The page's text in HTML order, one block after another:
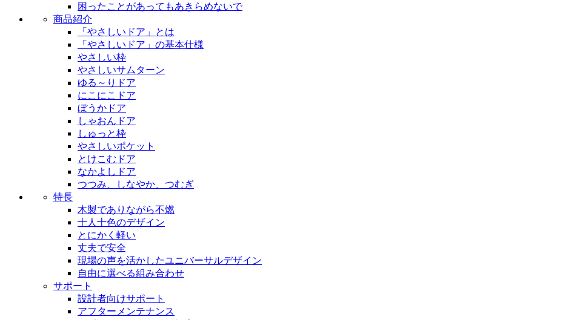
困ったことがあってもあきらめないで
商品紹介
「やさしいドア」とは
「やさしいドア」の基本仕様
やさしい枠
やさしいサムターン
ゆる～りドア
にこにこドア
ぼうかドア
しゃおんドア
しゅっと枠
やさしいポケット
とけこむドア
なかよしドア
つつみ、しなやか、つむぎ
特長
木製でありながら不燃
十人十色のデザイン
とにかく軽い
丈夫で安全
現場の声を活かしたユニバーサルデザイン
自由に選べる組み合わせ
サポート
設計者向けサポート
アフターメンテナンス